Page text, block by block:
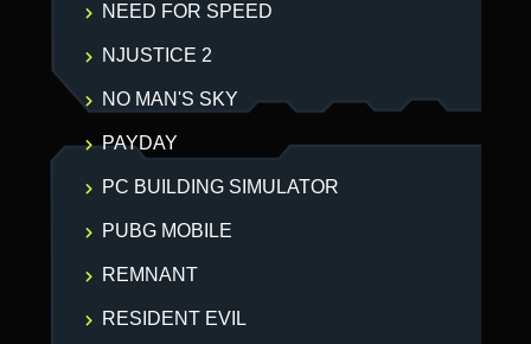
NEED FOR SPEED
NJUSTICE 2
NO MAN'S SKY
PAYDAY
PC BUILDING SIMULATOR
PUBG MOBILE
REMNANT
RESIDENT EVIL